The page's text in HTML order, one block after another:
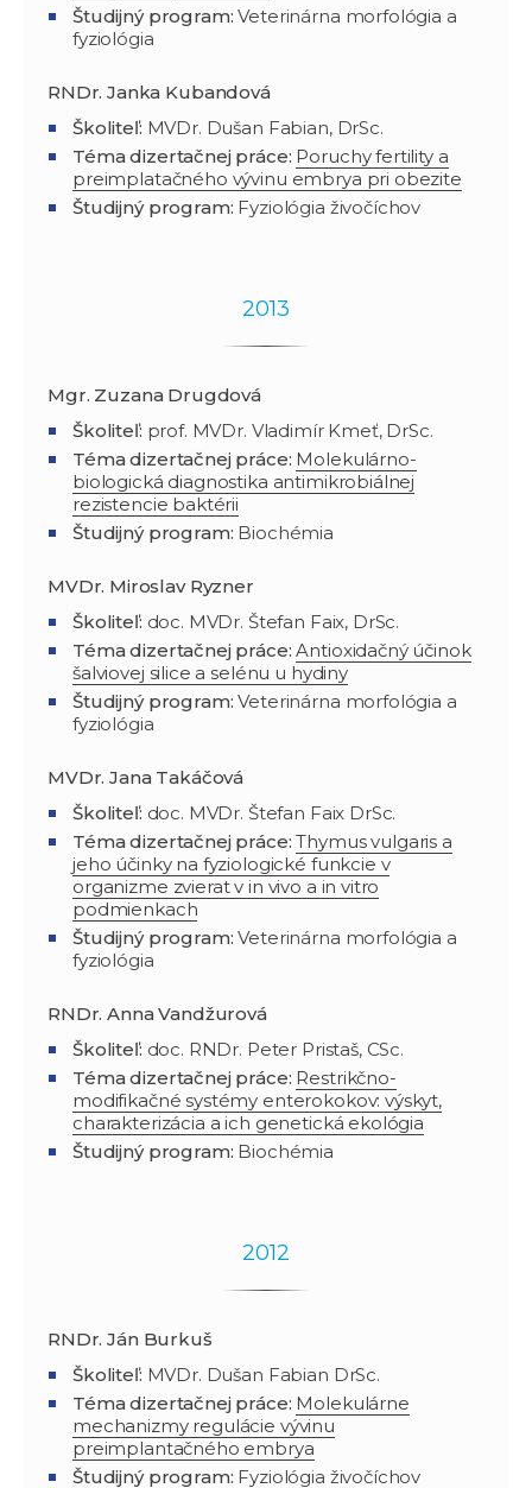
Študijný program: Veterinárna morfológia a
fyziológia
RNDr. Janka Kubandová
Školiteľ: MVDr. Dušan Fabian, DrSc.
Téma dizertačnej práce: Poruchy fertility a
preimplatačného vývinu embrya pri obezite
Študijný program: Fyziológia živočíchov
2013
Mgr. Zuzana Drugdová
Školiteľ: prof. MVDr. Vladimír Kmeť, DrSc.
Téma dizertačnej práce: Molekulárno-
biologická diagnostika antimikrobiálnej
rezistencie baktérii
Študijný program: Biochémia
MVDr. Miroslav Ryzner
Školiteľ: doc. MVDr. Štefan Faix, DrSc.
Téma dizertačnej práce: Antioxidačný účinok
šalviovej silice a selénu u hydiny
Študijný program: Veterinárna morfológia a
fyziológia
MVDr. Jana Takáčová
Školiteľ: doc. MVDr. Štefan Faix DrSc.
Téma dizertačnej práce: Thymus vulgaris a
jeho účinky na fyziologické funkcie v
organizme zvierat v in vivo a in vitro
podmienkach
Študijný program: Veterinárna morfológia a
fyziológia
RNDr. Anna Vandžurová
Školiteľ: doc. RNDr. Peter Pristaš, CSc.
Téma dizertačnej práce: Restrikčno-
modifikačné systémy enterokokov: výskyt,
charakterizácia a ich genetická ekológia
Študijný program: Biochémia
2012
RNDr.Ján Burkuš
Školiteľ: MVDr. Dušan Fabian DrSc.
Téma dizertačnej práce: Molekulárne
mechanizmy regulácie vývinu
preimplantačného embrya
Študijný program: Fyziológia živočíchov